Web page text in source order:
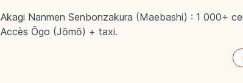
Akagi Nanmen Senbonzakura (Maebashi) : 1 000+
Accès Ōgo (Jōmō) + taxi.